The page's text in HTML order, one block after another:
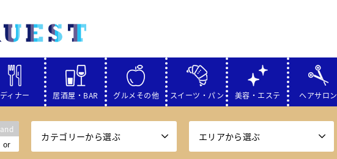
ディナー 居酒屋・BAR グルメその他 スイーツ・パン 美容・エステ ヘアサロン
and
or
カテゴリーから選ぶ エリアから選ぶ